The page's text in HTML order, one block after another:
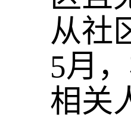
从社
5月
相关